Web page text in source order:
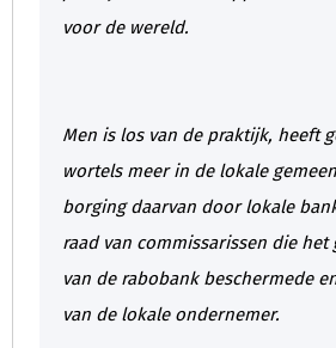
voor de wereld.
Men is los van de praktijk, heeft
wortels meer in de lokale
borging daarvan door lokale
raad van commissarissen die het
van de rabobank beschermede
van de lokale ondernemer.